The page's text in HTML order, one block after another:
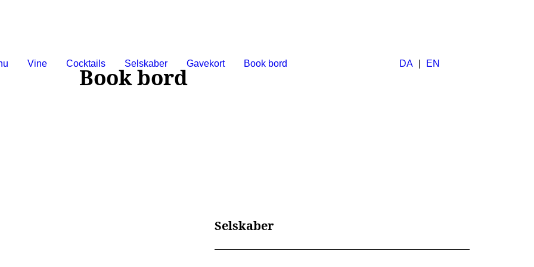
Vine Cocktails Selskaber Gavekort Book bord DA EN
Book bord
Selskaber